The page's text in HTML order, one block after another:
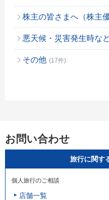
株主の皆さまへ（株主
悪天候・災害発生時な
その他 (17件)
お問い合わせ
旅行に関す
個人旅行のご相談
店舗一覧